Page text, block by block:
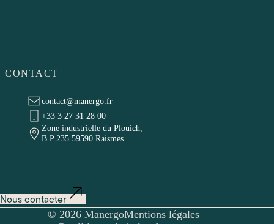
CONTACT
contact@manergo.fr
+33 3 27 31 28 00
Zone industrielle du Plouich,
B.P 235 59590 Raismes
Nous contacter
© 2026 ManergoMentions légales